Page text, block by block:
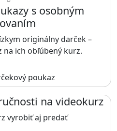
s osobným
originálny darček –
na ich obľúbený kurz.
poukaz
na videokurz
vyrobiť aj predať